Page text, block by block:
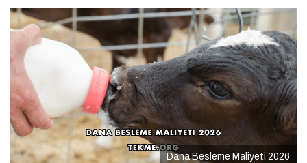
Dana Besleme Maliyeti 2026